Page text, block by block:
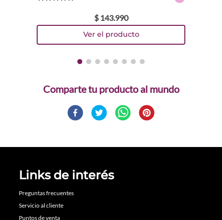
$ 143.990
Comparte
Links de interés
Preguntas frecuentes
Servicio al cliente
Puntos de venta